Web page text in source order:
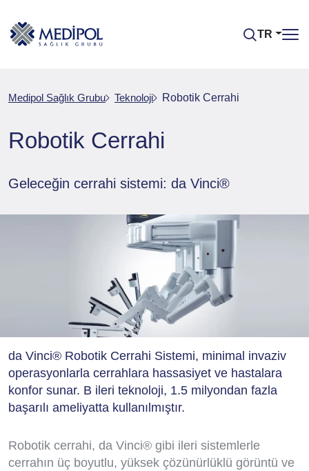
TR
Medipol Sağlık Grubu Teknoloji Robotik Cerrahi
Robotik Cerrahi
Geleceğin cerrahi sistemi: da Vinci®
da Vinci® Robotik Cerrahi Sistemi, minimal invaziv
operasyonlarla cerrahlara hassasiyet ve hastalara
konfor sunar. B ileri teknoloji, 1.5 milyondan fazla
başarılı ameliyatta kullanılmıştır.
Robotik cerrahi, da Vinci® gibi ileri sistemlerle
cerrahın üç boyutlu, yüksek çözünürlüklü görüntü ve